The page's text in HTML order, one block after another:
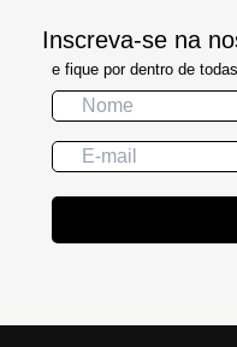
Inscreva-se na
e fique por dentro de